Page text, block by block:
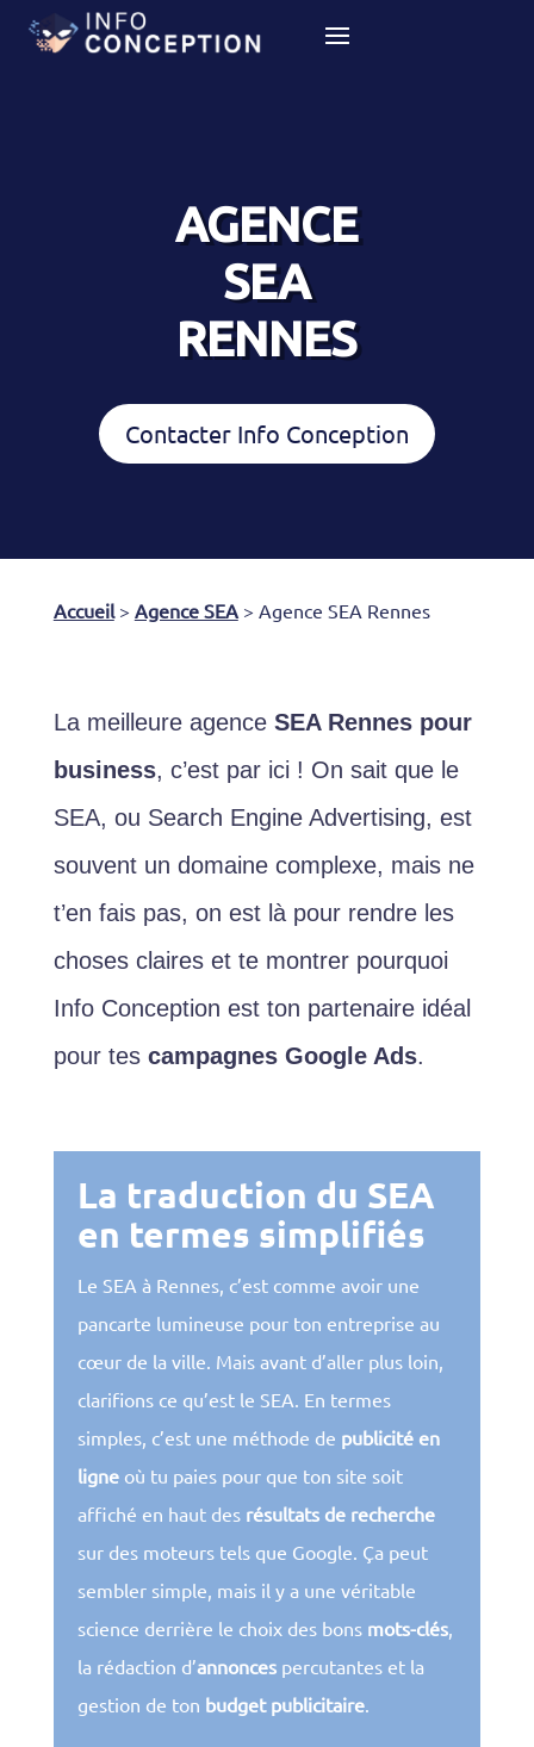
AGENCE
SEA
RENNES
Contacter Info Conception
Accueil> Agence SEA> Agence SEA Rennes
La meilleure agence SEA Rennes pour
business, c’est par ici ! On sait que le
SEA, ou Search Engine Advertising, est
souvent un domaine complexe, mais ne
t’en fais pas, on est là pour rendre les
choses claires et te montrer pourquoi
Info Conception est ton partenaire idéal
pour tes campagnes Google Ads.
La traduction du SEA
en termes simplifiés
Le SEA à Rennes, c’est comme avoir une
pancarte lumineuse pour ton entreprise au
cœur de la ville. Mais avant d’aller plus loin,
clarifions ce qu’est le SEA. En termes
simples, c’est une méthode de publicité en
ligneoù tu paies pour que ton site soit
affiché en haut des résultats de recherche
sur des moteurs tels que Google. Ça peut
sembler simple, mais il y a une véritable
science derrière le choix des bons mots-clés,
la rédaction d’annoncespercutantes et la
gestion de ton budget publicitaire.